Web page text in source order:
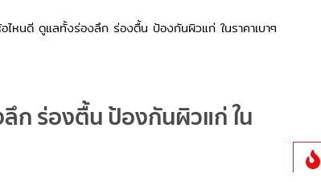
หนดี ดูแลทั้งร่องลึก ร่องตื้น ป้องกันผิวแก่ ในราคาเบาๆ
ก ร่องตื้น ป้องกันผิวแก่ ใน